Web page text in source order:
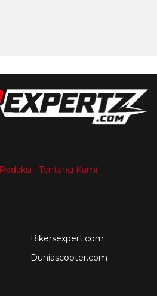
Redaksi
Tentang Kami
Bikersexpert.com
Duniascooter.com